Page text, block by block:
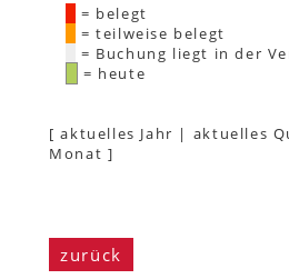
= belegt
= teilweise belegt
= Buchung liegt in der
= heute
[aktuelles Jahr | aktuelles
Monat ]
zurück